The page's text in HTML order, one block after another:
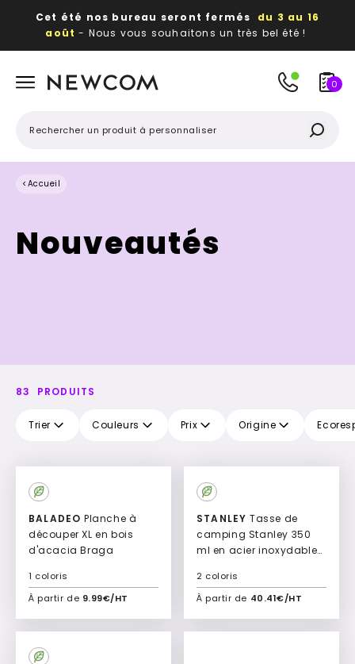
Cet été nos bureau seront fermés du 3 au 16
août - Nous vous souhaitons un très bel été !
publicitaires
0
< Accueil
Nouveautés
83 PRODUITS
Trier Couleurs Prix Origine
New
BALADEO
découper XL en bois
d'acacia Braga
À partir de 9.99€/HT
1 coloris
Ajouter à mon devis
New
STANLEY
camping Stanley 350
ml en acier inoxydable
À partir de 40.41€/HT
2 coloris
Ajouter à mon devis
New